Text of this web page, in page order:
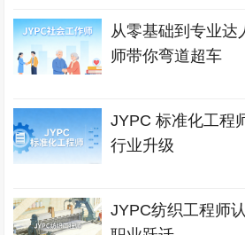
从零基础到专业达
师带你弯道超车
JYPC 标准化工程
行业升级
JYPC纺织工程师